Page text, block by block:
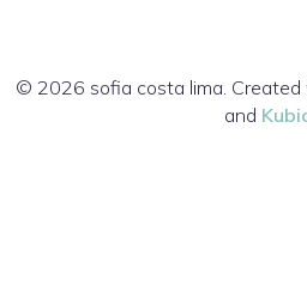
© 2026 sofia costa lima. Created
and